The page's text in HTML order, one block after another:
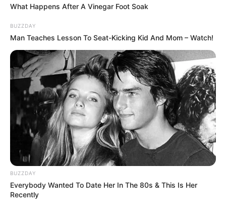
TAGS
ΤΑΥΤΟΤΗΤΑ ΚΑΙ ΕΠΙΚΟΙΝΩΝΙΑ ΟΡΟΙ ΧΡΗΣΗΣ
What Happens After A Vinegar Foot Soak
BUZZDAY
Man Teaches Lesson To Seat-Kicking Kid And Mom – Watch!
BUZZDAY
Everybody Wanted To Date Her In The 80s & This Is Her
Recently